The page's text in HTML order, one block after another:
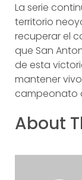
La serie
territorio
recuperar el
que San
de esta
mantener
campeonato
About